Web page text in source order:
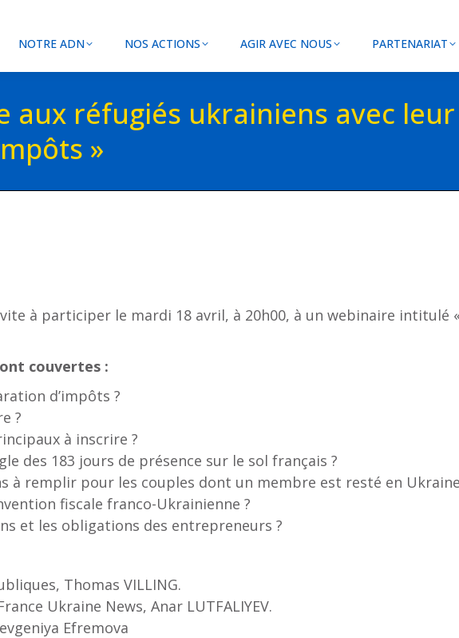
NOTRE ADN NOS ACTIONS AGIR AVEC NOUS PARTENARIAT
aux réfugiés ukrainiens avec leur
»
à participer le mardi 18 avril, à 20h00, à un webinaire intitulé
couvertes :
d’impôts ?
?
à inscrire ?
des 183 jours de présence sur le sol français ?
à remplir pour les couples dont un membre est resté en
fiscale franco-Ukrainienne ?
et les obligations des entrepreneurs ?
Thomas VILLING.
Ukraine News, Anar LUTFALIYEV.
Efremova